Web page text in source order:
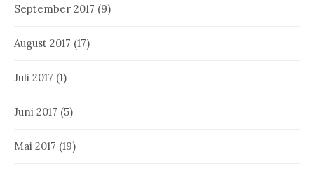
September 2017 (9)
August 2017 (17)
Juli 2017 (1)
Juni 2017 (5)
Mai 2017 (19)